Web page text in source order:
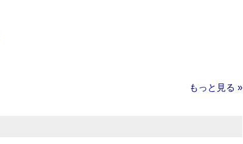
もっと見る »